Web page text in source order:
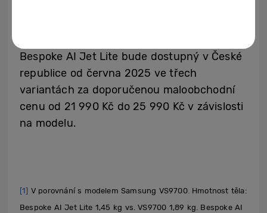
Bespoke AI Jet Lite bude dostupný v České
republice od června 2025 ve třech
variantách za doporučenou maloobchodní
cenu od 21 990 Kč do 25 990 Kč v závislosti
na modelu.
[1] V porovnání s modelem Samsung VS9700. Hmotnost těla:
Bespoke AI Jet Lite 1,45 kg vs. VS9700 1,89 kg. Bespoke AI